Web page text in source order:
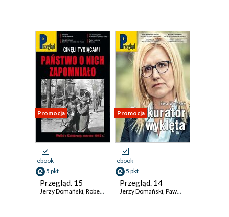
Promocja
ebook
5 pkt
Przegląd. 15
Jerzy Domański, Robert Walenciak ,Paweł Dybicz,Kornel Wawrzyniak
Promocja
ebook
5 pkt
Przegląd. 14
Jerzy Domański, Paweł Dybicz